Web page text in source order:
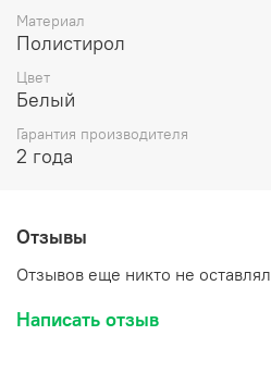
Материал
Полистирол
Цвет
Белый
Гарантия производителя
2 года
Отзывы
Отзывов еще никто не оставлял
Написать отзыв